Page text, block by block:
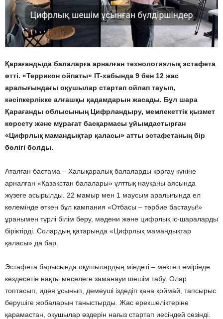
Қарағандыда балаларға арналған технологиялық эстафета
өтті. «Террикон ойпаты» IT-хабында 9 бен 12 жас
аралығындағы оқушылар стартап ойлап тауып,
кәсіпкерлікке алғашқы қадамдарын жасады. Бұл шара
Қарағанды облысының Цифрландыру, мемлекеттік қызмет
көрсету және мұрағат басқармасы ұйымдастырған
«Цифрлық мамандықтар қаласы» атты эстафетаның бір
бөлігі болды.
Аталған бастама – Халықаралық балаларды қорғау күніне
арналған «Қазақстан балалары» ұлттық науқаны аясында
жүзеге асырылды. 22 мамыр мен 1 маусым аралығында ел
көлемінде өткен бұл кампания «Отбасы – тәрбие бастауы!»
ұранымен түрлі білім беру, мәдени және цифрлық іс-шараларды
біріктірді. Солардың қатарында «Цифрлық мамандықтар
қаласы» да бар.
Эстафета барысында оқушылардың міндеті – мектеп өмірінде
кездесетін нақты мәселеге заманауи шешім табу. Олар
топтасып, идея ұсынып, демеуші іздедіп қана қоймай, тапсырыс
берушіге жобаларын таныстырды. Жас ерекшеліктеріне
қарамастан, оқушылар өздерін нағыз стартап иесіндей сезінді.